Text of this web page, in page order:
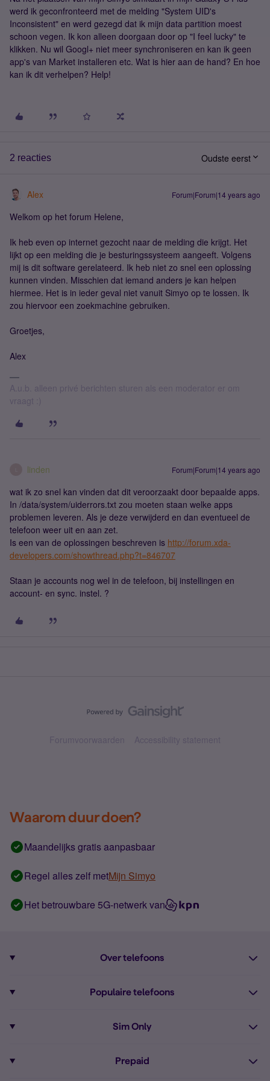
werd ik geconfronteerd met de melding "System UID's
Inconsistent" en werd gezegd dat ik mijn data partition moest
schoon vegen. Ik kon alleen doorgaan door op "I feel lucky" te
klikken. Nu wil Googl+ niet meer synchroniseren en kan ik geen
app's van Market installeren etc. Wat is hier aan de hand? En hoe
kan ik dit verhelpen? Help!
2 reacties Oudste eerst
Alex Forum|Forum|14 years ago
Welkom op het forum Helene,
Ik heb even op internet gezocht naar de melding die krijgt. Het
lijkt op een melding die je besturingssysteem aangeeft. Volgens
mij is dit software gerelateerd. Ik heb niet zo snel een oplossing
kunnen vinden. Misschien dat iemand anders je kan helpen
hiermee. Het is in ieder geval niet vanuit Simyo op te lossen. Ik
zou hiervoor een zoekmachine gebruiken.
Groetjes,
Alex
A.u.b. alleen privé berichten sturen als een moderator er om
vraagt :)
linden Forum|Forum|14 years ago
wat ik zo snel kan vinden dat dit veroorzaakt door bepaalde apps.
In /data/system/uiderrors.txt zou moeten staan welke apps
problemen leveren. Als je deze verwijderd en dan eventueel de
telefoon weer uit en aan zet.
Is een van de oplossingen beschreven is http://forum.xda-
developers.com/showthread.php?t=846707
Staan je accounts nog wel in de telefoon, bij instellingen en
account- en sync. instel. ?
Forumvoorwaarden Accessibility statement
Waarom duur doen?
Maandelijks gratis aanpasbaar
Regel alles zelf metMijn Simyo
Het betrouwbare 5G-netwerk van
Over telefoons
Alle telefoons
Populaire telefoons
iPhone 16
Sim Only
Prepaid